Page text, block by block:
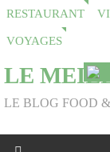
RESTAURANT
VOYAGES
LE
LE BLOG FOOD